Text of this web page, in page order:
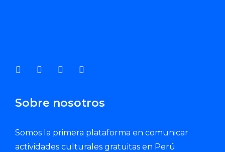
Sobre nosotros
Somos la primera plataforma en comunicar
actividades culturales gratuitas en Perú.